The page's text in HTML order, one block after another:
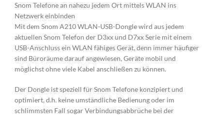
Snom Telefone an nahezu jedem Ort mittels WLAN ins
Netzwerk einbinden
Mit dem Snom A210 WLAN-USB-Dongle wird aus jedem
aktuellen Snom Telefon der D3xx und D7xx Serie mit einem
USB-Anschluss ein WLAN fähiges Gerät, denn immer häufiger
sind Büroräume darauf angewiesen, Geräte mobil und
möglichst ohne viele Kabel anschließen zu können.
Der Dongle ist speziell für Snom Telefone konzipiert und
optimiert, d.h. keine umständliche Bedienung oder im
schlimmsten Fall sogar Verbindungsabbrüche bei der